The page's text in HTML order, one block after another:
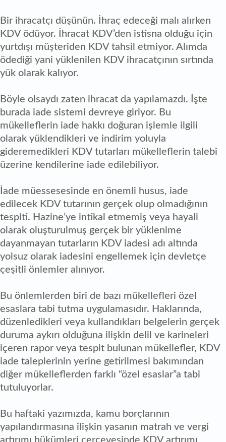
Bir ihracatçı düşünün. İhraç edeceği malı alırken
KDV ödüyor. İhracat KDV’den istisna olduğu için
yurtdışı müşteriden KDV tahsil etmiyor. Alımda
ödediği yani yüklenilen KDV ihracatçının sırtında
yük olarak kalıyor.
Böyle olsaydı zaten ihracat da yapılamazdı. İşte
burada iade sistemi devreye giriyor. Bu
mükelleflerin iade hakkı doğuran işlemle ilgili
olarak yüklendikleri ve indirim yoluyla
gideremedikleri KDV tutarları mükelleflerin talebi
üzerine kendilerine iade edilebiliyor.
İade müessesesinde en önemli husus, iade
edilecek KDV tutarının gerçek olup olmadığının
tespiti. Hazine’ye intikal etmemiş veya hayali
olarak oluşturulmuş gerçek bir yüklenime
dayanmayan tutarların KDV iadesi adı altında
yolsuz olarak iadesini engellemek için devletçe
çeşitli önlemler alınıyor.
Bu önlemlerden biri de bazı mükellefleri özel
esaslara tabi tutma uygulamasıdır. Haklarında,
düzenledikleri veya kullandıkları belgelerin gerçek
duruma aykırı olduğuna ilişkin delil ve karineleri
içeren rapor veya tespit bulunan mükellefler, KDV
iade taleplerinin yerine getirilmesi bakımından
diğer mükelleflerden farklı “özel esaslar”a tabi
tutuluyorlar.
Bu haftaki yazımızda, kamu borçlarının
yapılandırmasına ilişkin yasanın matrah ve vergi
artırımı hükümleri çerçevesinde KDV artırımı